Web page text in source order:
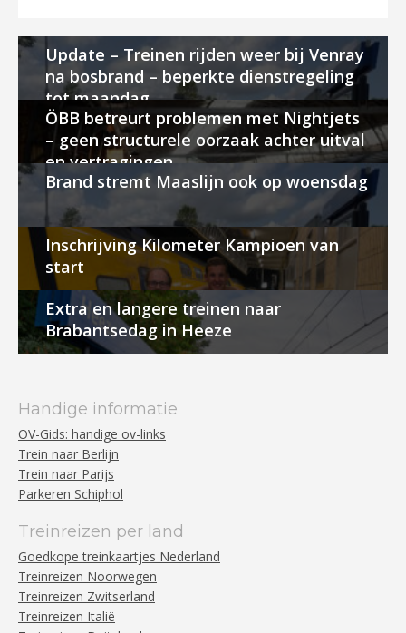
Update – Treinen rijden weer bij Venray
na bosbrand – beperkte dienstregeling
tot maandag
ÖBB betreurt problemen met Nightjets
– geen structurele oorzaak achter uitval
en vertragingen
Brand stremt Maaslijn ook op woensdag
Inschrijving Kilometer Kampioen van
start
Extra en langere treinen naar
Brabantsedag in Heeze
Handige informatie
OV-Gids: handige ov-links
Trein naar Berlijn
Trein naar Parijs
Parkeren Schiphol
Treinreizen per land
Goedkope treinkaartjes Nederland
Treinreizen Noorwegen
Treinreizen Zwitserland
Treinreizen Italië